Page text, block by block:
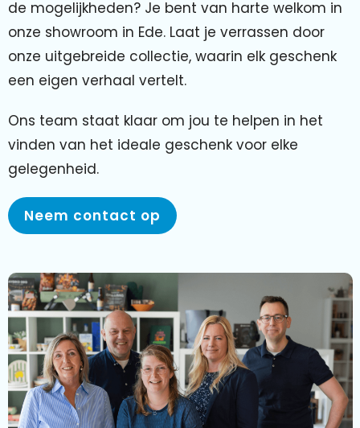
de mogelijkheden? Je bent van harte welkom in
onze showroom in Ede. Laat je verrassen door
onze uitgebreide collectie, waarin elk geschenk
een eigen verhaal vertelt.
Ons team staat klaar om jou te helpen in het
vinden van het ideale geschenk voor elke
gelegenheid.
Neem contact op